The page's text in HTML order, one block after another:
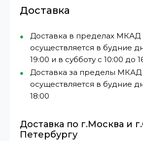
Доставка
Доставка в пределах
осуществляется в будние
19:00 и в субботу с 10:00 до
Доставка за пределы
осуществляется в будние
18:00
Доставка по г.Москва и
Петербургу